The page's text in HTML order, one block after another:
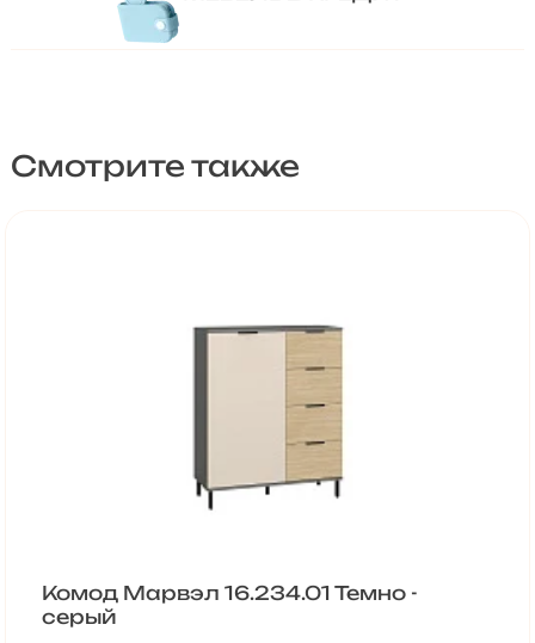
Смотрите также
Комод Марвэл 16.234.01 Темно -
серый